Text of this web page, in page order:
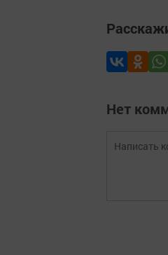
Нет